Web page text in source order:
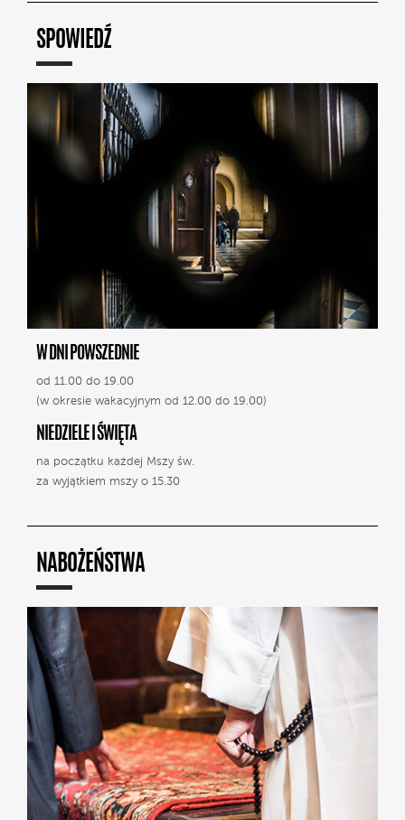
SPOWIEDŹ
W DNI POWSZEDNIE
od 11.00 do 19.00
(w okresie wakacyjnym od 12.00 do 19.00)
NIEDZIELE I ŚWIĘTA
na początku każdej Mszy św.
za wyjątkiem mszy o 15.30
NABOŻEŃSTWA